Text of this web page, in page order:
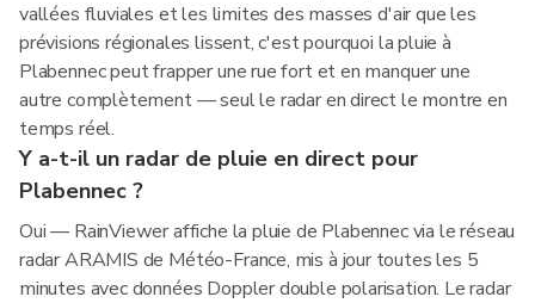
vallées fluviales et les limites des masses d'air que les
prévisions régionales lissent, c'est pourquoi la pluie à
Plabennec peut frapper une rue fort et en manquer une
autre complètement — seul le radar en direct le montre en
temps réel.
Y a-t-il un radar de pluie en direct pour
Plabennec ?
Oui — RainViewer affiche la pluie de Plabennec via le réseau
radar ARAMIS de Météo-France, mis à jour toutes les 5
minutes avec données Doppler double polarisation. Le radar